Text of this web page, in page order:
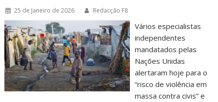
25 de Janeiro de 2026 Redacção F8
Vários especialistas
independentes
mandatados pelas
Nações Unidas
alertaram hoje para o
“risco de violência em
massa contra civis” e